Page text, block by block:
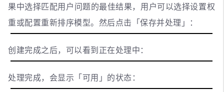
果中选择匹配用户问题的最佳结果，用户可以选择设置权
重或配置重新排序模型。然后点击「保存并处理」：
创建完成之后，可以看到正在处理中：
处理完成，会显示「可用」的状态：